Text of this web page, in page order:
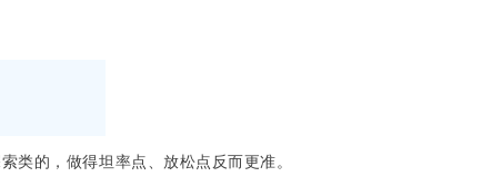
类的，做得坦率点、放松点反而更准。